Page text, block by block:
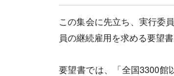
この集会に先立ち、実行委
員の継続雇用を求める要望
要望書では、「全国3300館